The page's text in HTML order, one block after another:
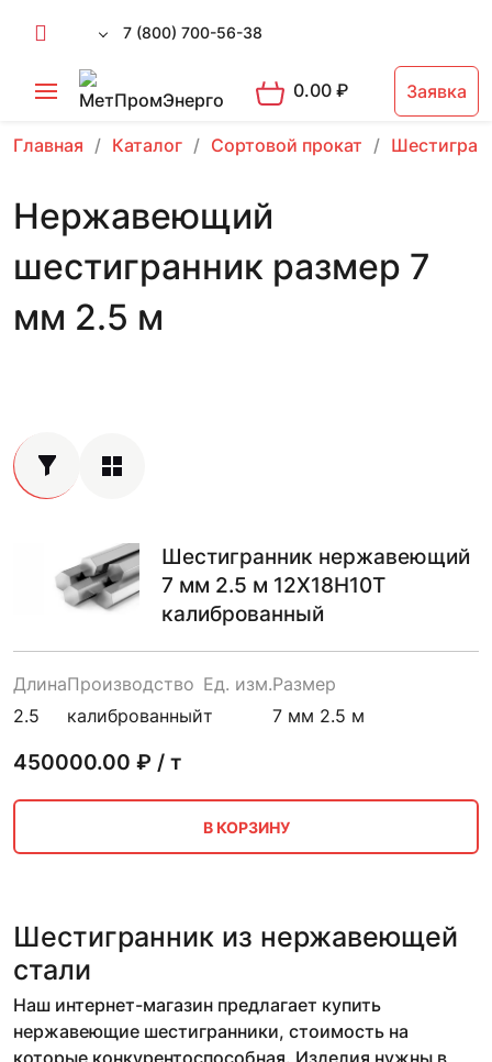
7 (800) 700-56-38
0.00₽ Заявка
Главная Каталог Сортовой прокат
Нержавеющий
шестигранник размер 7
мм 2.5 м
Шестигранник нержавеющий
7 мм 2.5 м 12Х18Н10Т
калиброванный
Длина
2.5
Производство
калиброванный
Ед. изм.
т
Размер
7 мм 2.5 м
450000.00 ₽ / т
В КОРЗИНУ
Шестигранник из нержавеющей
стали
Наш интернет-магазин предлагает купить
нержавеющие шестигранники, стоимость на
которые конкурентоспособная. Изделия нужны в